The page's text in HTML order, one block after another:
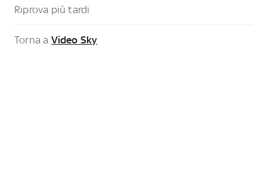
Riprova più tardi
Torna a Video Sky